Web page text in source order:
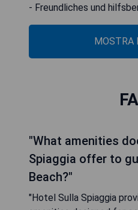
- Freundliches und
MOSTRA
"What amenities
Spiaggia offer to
Beach?"
"Hotel Sulla Spiaggia